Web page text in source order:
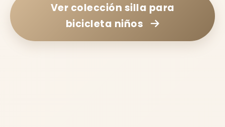
Ver colección silla para
bicicleta niños